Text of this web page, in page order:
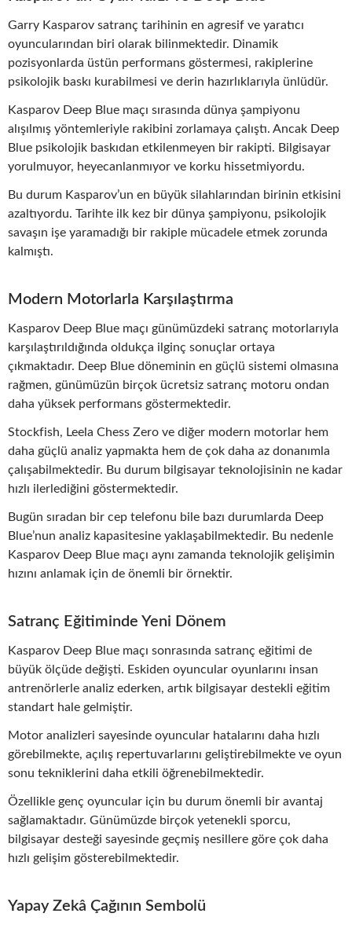
Garry Kasparov satranç tarihinin en agresif ve yaratıcı
oyuncularından biri olarak bilinmektedir. Dinamik
pozisyonlarda üstün performans göstermesi, rakiplerine
psikolojik baskı kurabilmesi ve derin hazırlıklarıyla ünlüdür.
Kasparov Deep Blue maçı sırasında dünya şampiyonu
alışılmış yöntemleriyle rakibini zorlamaya çalıştı. Ancak Deep
Blue psikolojik baskıdan etkilenmeyen bir rakipti. Bilgisayar
yorulmuyor, heyecanlanmıyor ve korku hissetmiyordu.
Bu durum Kasparov’un en büyük silahlarından birinin etkisini
azaltıyordu. Tarihte ilk kez bir dünya şampiyonu, psikolojik
savaşın işe yaramadığı bir rakiple mücadele etmek zorunda
kalmıştı.
Modern Motorlarla Karşılaştırma
Kasparov Deep Blue maçı günümüzdeki satranç motorlarıyla
karşılaştırıldığında oldukça ilginç sonuçlar ortaya
çıkmaktadır. Deep Blue döneminin en güçlü sistemi olmasına
rağmen, günümüzün birçok ücretsiz satranç motoru ondan
daha yüksek performans göstermektedir.
Stockfish, Leela Chess Zero ve diğer modern motorlar hem
daha güçlü analiz yapmakta hem de çok daha az donanımla
çalışabilmektedir. Bu durum bilgisayar teknolojisinin ne kadar
hızlı ilerlediğini göstermektedir.
Bugün sıradan bir cep telefonu bile bazı durumlarda Deep
Blue’nun analiz kapasitesine yaklaşabilmektedir. Bu nedenle
Kasparov Deep Blue maçı aynı zamanda teknolojik gelişimin
hızını anlamak için de önemli bir örnektir.
Satranç Eğitiminde Yeni Dönem
Kasparov Deep Blue maçı sonrasında satranç eğitimi de
büyük ölçüde değişti. Eskiden oyuncular oyunlarını insan
antrenörlerle analiz ederken, artık bilgisayar destekli eğitim
standart hale gelmiştir.
Motor analizleri sayesinde oyuncular hatalarını daha hızlı
görebilmekte, açılış repertuvarlarını geliştirebilmekte ve oyun
sonu tekniklerini daha etkili öğrenebilmektedir.
Özellikle genç oyuncular için bu durum önemli bir avantaj
sağlamaktadır. Günümüzde birçok yetenekli sporcu,
bilgisayar desteği sayesinde geçmiş nesillere göre çok daha
hızlı gelişim gösterebilmektedir.
Yapay Zekâ Çağının Sembolü